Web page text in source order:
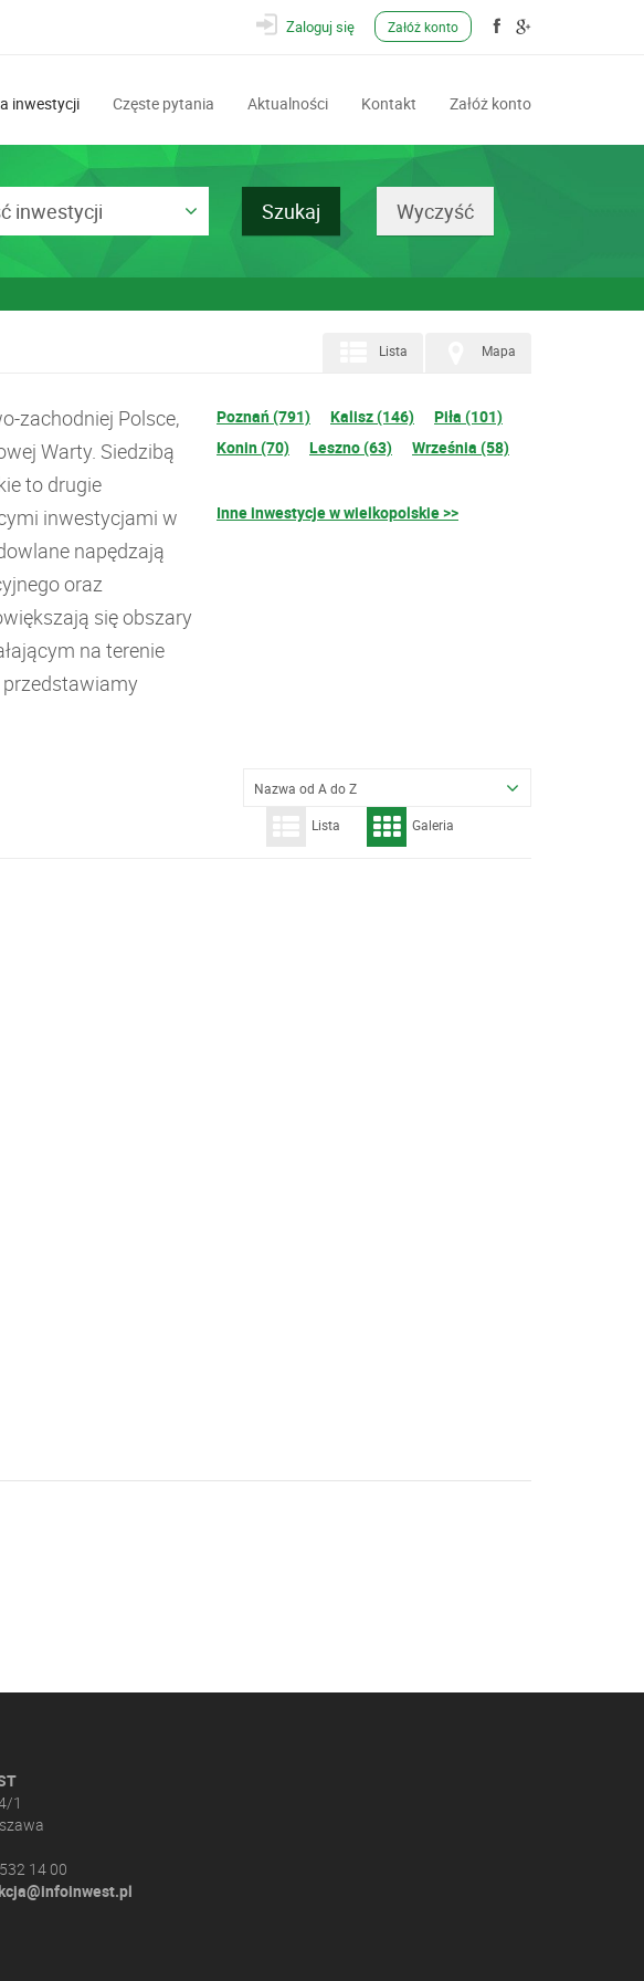
Zaloguj się Załóż konto
inwestycji Częste pytania Aktualności Kontakt Załóż konto
inwestycji
Mapa
Lista
zachodniej Polsce,
Warty. Siedzibą
to drugie
inwestycjami w
napędzają
oraz
się obszary
na terenie
Poznań (791) Kalisz (146)
Piła (101)
Konin (70)
Leszno (63) Września (58)
Inne inwestycje w wielkopolskie >>
Nazwa od A do Z
Lista Galeria
1
14 00